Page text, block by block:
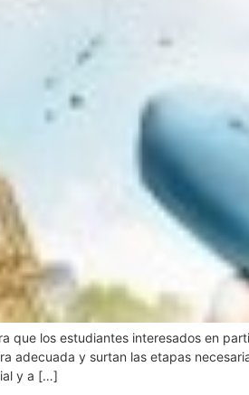
que los estudiantes interesados en
adecuada y surtan las etapas
y a […]